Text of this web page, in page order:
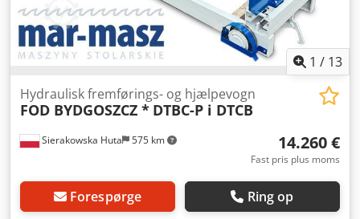
1 / 13
Sierakowska Huta 575 km
Hydraulisk fremførings- og hjælpevogn
FOD BYDGOSZCZ * DTBC-P i DTCB
14.260 €
Fast pris plus moms
Forespørge Ring op